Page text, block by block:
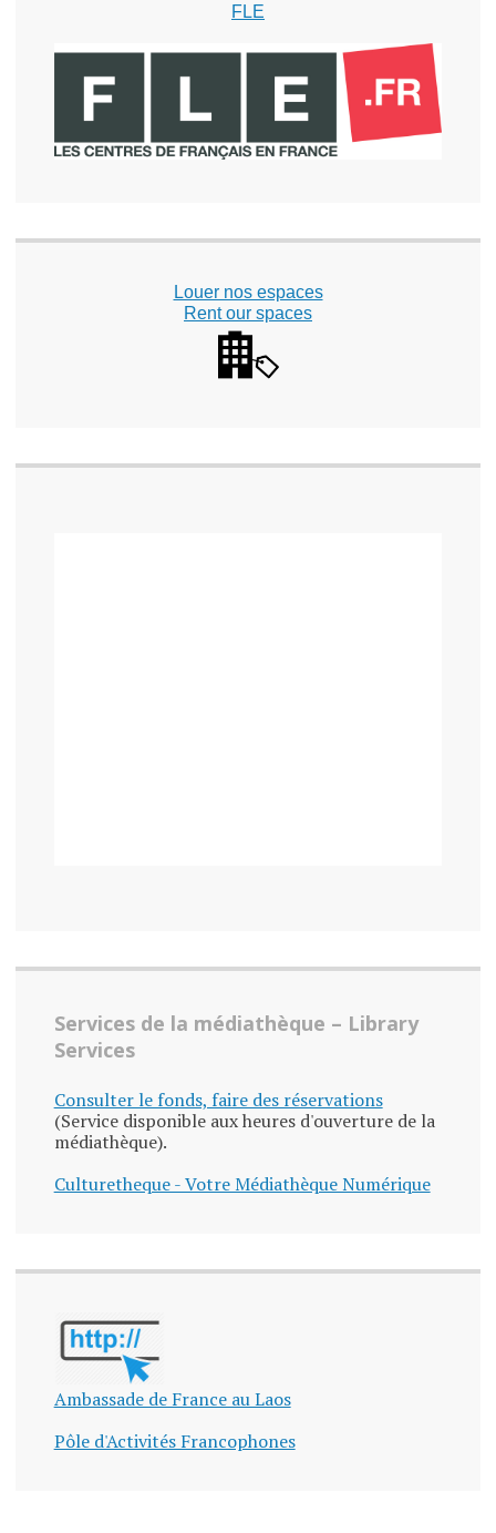
FLE
Louer nos espaces
Rent our spaces
Services de la médiathèque – Library
Services
Consulter le fonds, faire des réservations
(Service disponible aux heures d'ouverture de la
médiathèque).
Culturetheque - Votre Médiathèque Numérique
Ambassade de France au Laos
Pôle d'Activités Francophones